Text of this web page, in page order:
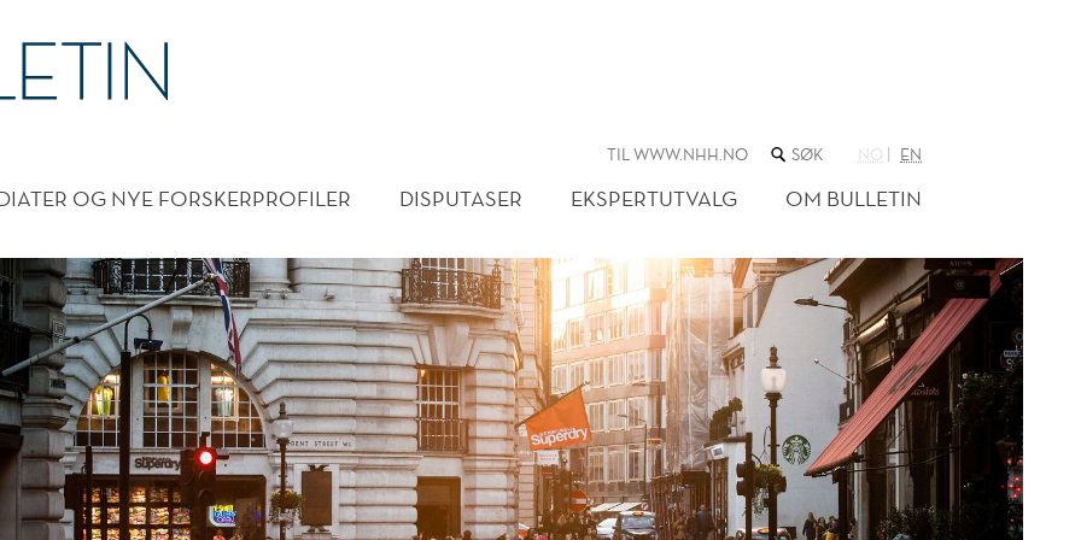
TIL WWW.NHH.NO SØK
NETTSTEDET
NO EN
OG NYE FORSKERPROFILER DISPUTASER EKSPERTUTVALG OM BULLETIN